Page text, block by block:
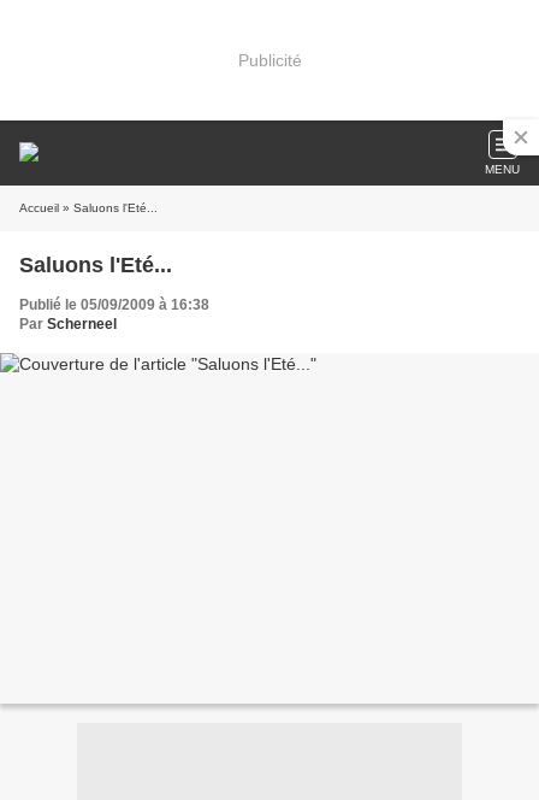
Publicité
MENU
Accueil » Saluons l'Eté...
Saluons l'Eté...
Publié le 05/09/2009 à 16:38
Par Scherneel